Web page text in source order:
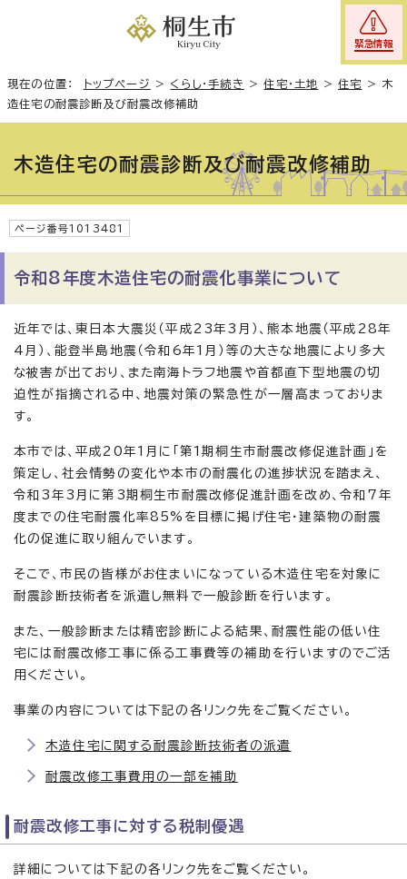
緊急情報
現在の位置： トップページ > くらし・手続き >住宅・土地 >住宅 > 木
造住宅の耐震診断及び耐震改修補助
木造住宅の耐震診断及び耐震改修補助
ページ番号1013481
令和8年度木造住宅の耐震化事業について
近年では、東日本大震災（平成23年3月）、熊本地震（平成28年
4月）、能登半島地震（令和6年1月）等の大きな地震により多大
な被害が出ており、また南海トラフ地震や首都直下型地震の切
迫性が指摘される中、地震対策の緊急性が一層高まっておりま
す。
本市では、平成20年1月に「第1期桐生市耐震改修促進計画」を
策定し、社会情勢の変化や本市の耐震化の進捗状況を踏まえ、
令和3年3月に第3期桐生市耐震改修促進計画を改め、令和7年
度までの住宅耐震化率85%を目標に掲げ住宅・建築物の耐震
化の促進に取り組んでいます。
そこで、市民の皆様がお住まいになっている木造住宅を対象に
耐震診断技術者を派遣し無料で一般診断を行います。
また、一般診断または精密診断による結果、耐震性能の低い住
宅には耐震改修工事に係る工事費等の補助を行いますのでご活
用ください。
事業の内容については下記の各リンク先をご覧ください。
木造住宅に関する耐震診断技術者の派遣
耐震改修工事費用の一部を補助
耐震改修工事に対する税制優遇
詳細については下記の各リンク先をご覧ください。